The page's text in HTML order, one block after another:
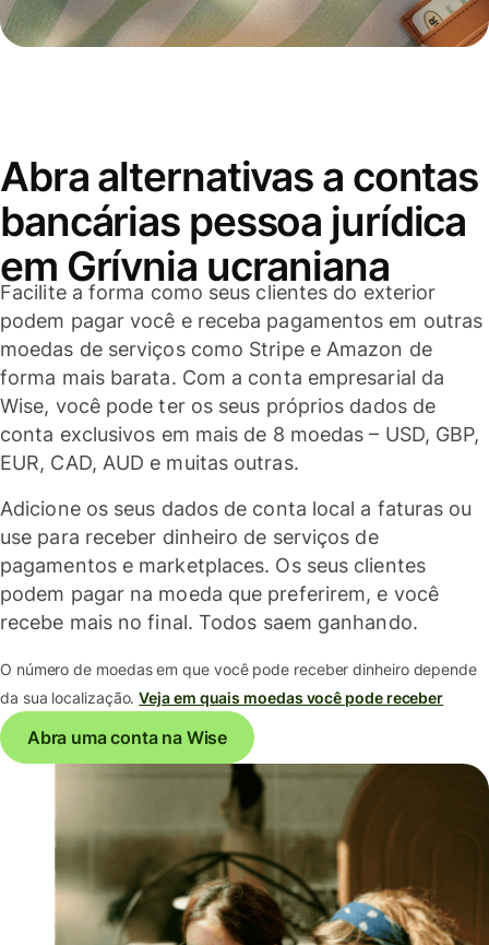
Abra alternativas a contas
bancárias pessoa jurídica
em Grívnia ucraniana
Facilite a forma como seus clientes do exterior
podem pagar você e receba pagamentos em outras
moedas de serviços como Stripe e Amazon de
forma mais barata. Com a conta empresarial da
Wise, você pode ter os seus próprios dados de
conta exclusivos em mais de 8 moedas – USD, GBP,
EUR, CAD, AUD e muitas outras.
Adicione os seus dados de conta local a faturas ou
use para receber dinheiro de serviços de
pagamentos e marketplaces. Os seus clientes
podem pagar na moeda que preferirem, e você
recebe mais no final. Todos saem ganhando.
O número de moedas em que você pode receber dinheiro depende
da sua localização.Veja em quais moedas você pode receber
Abra uma conta na Wise